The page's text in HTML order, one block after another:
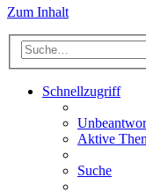
Zum Inhalt
Schnellzugriff
Aktive
Suche